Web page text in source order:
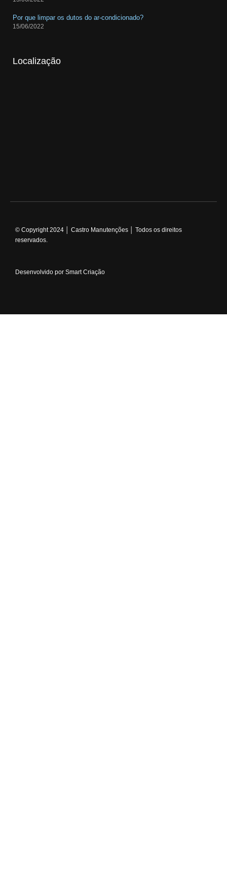
Por que limpar os dutos do ar-condicionado?
15/06/2022
Localização
© Copyright 2024 │ Castro Manutenções │ Todos os direitos
reservados.
Desenvolvido por Smart Criação